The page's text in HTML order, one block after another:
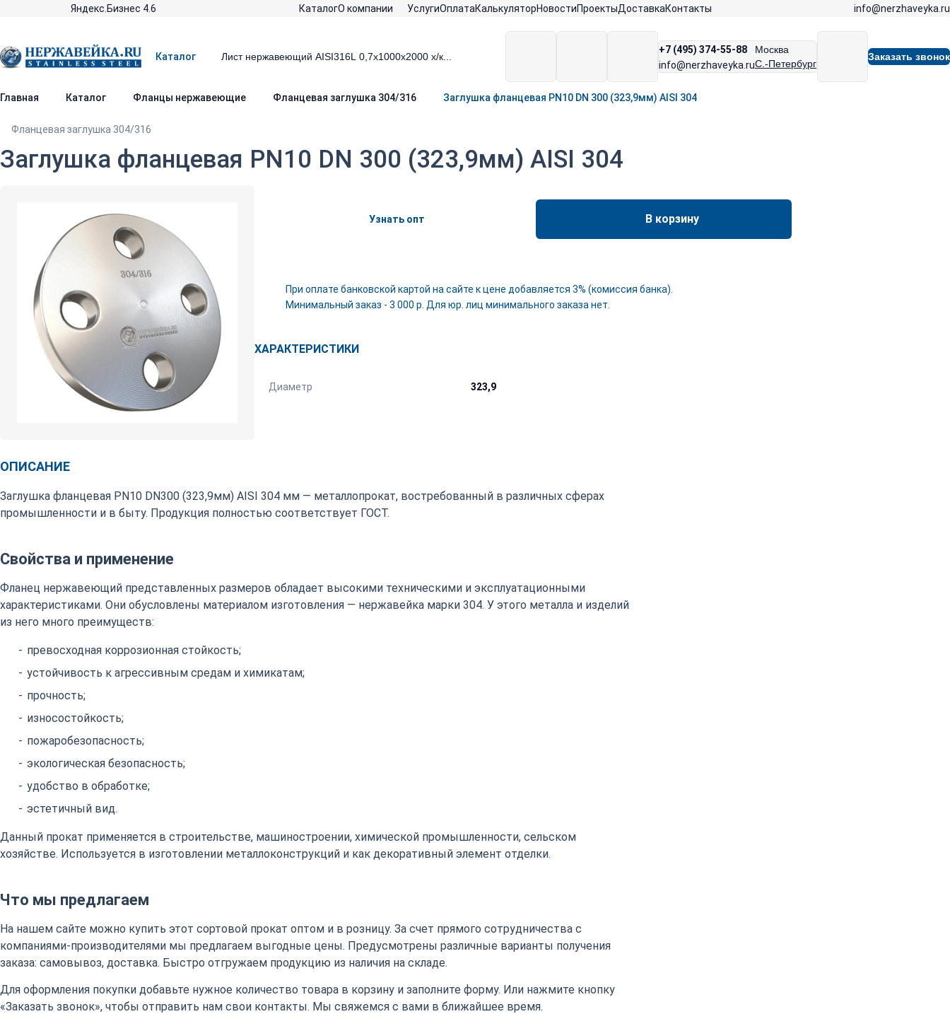
Яндекс.Бизнес 4.6 КаталогО компании УслугиОплатаКалькуляторНовостиПроектыДоставкаКонтакты info@nerzhaveyka.ru
Каталог
+7 (495) 374-55-88
info@nerzhaveyka.ru
Москва
С.-Петербург
Заказать звонок
Главная Каталог Фланцы нержавеющие Фланцевая заглушка 304/316 Заглушка фланцевая PN10 DN 300 (323,9мм) AISI 304
Фланцевая заглушка 304/316
Заглушка фланцевая PN10 DN 300 (323,9мм) AISI 304
Узнать опт В корзину
При оплате банковской картой на сайте к цене добавляется 3% (комиссия банка).
Минимальный заказ - 3 000 р. Для юр. лиц минимального заказа нет.
ХАРАКТЕРИСТИКИ
Диаметр 323,9
ОПИСАНИЕ
Заглушка фланцевая PN10 DN300 (323,9мм) AISI 304 мм — металлопрокат, востребованный в различных сферах
промышленности и в быту. Продукция полностью соответствует ГОСТ.
Свойства и применение
Фланец нержавеющий представленных размеров обладает высокими техническими и эксплуатационными
характеристиками. Они обусловлены материалом изготовления — нержавейка марки 304. У этого металла и изделий
из него много преимуществ:
превосходная коррозионная стойкость;
устойчивость к агрессивным средам и химикатам;
прочность;
износостойкость;
пожаробезопасность;
экологическая безопасность;
удобство в обработке;
эстетичный вид.
Данный прокат применяется в строительстве, машиностроении, химической промышленности, сельском
хозяйстве. Используется в изготовлении металлоконструкций и как декоративный элемент отделки.
Что мы предлагаем
На нашем сайте можно купить этот сортовой прокат оптом и в розницу. За счет прямого сотрудничества с
компаниями-производителями мы предлагаем выгодные цены. Предусмотрены различные варианты получения
заказа: самовывоз, доставка. Быстро отгружаем продукцию из наличия на складе.
Для оформления покупки добавьте нужное количество товара в корзину и заполните форму. Или нажмите кнопку
«Заказать звонок», чтобы отправить нам свои контакты. Мы свяжемся с вами в ближайшее время.